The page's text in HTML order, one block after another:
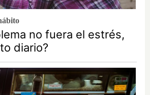
no fuera el estrés,
diario?